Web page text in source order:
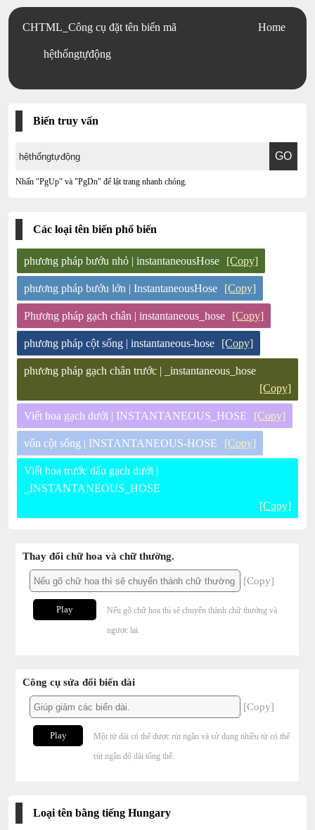
CHTML_Công cụ đặt tên biến mã
hệthốngtựđộng
Home
Biến truy vấn
Nhấn "PgUp" và "PgDn" để lật trang nhanh chóng.
Các loại tên biến phổ biến
phương pháp bướu nhỏ | instantaneousHose [Copy]
phương pháp bướu lớn | InstantaneousHose [Copy]
Phương pháp gạch chân | instantaneous_hose [Copy]
phương pháp cột sống | instantaneous-hose [Copy]
phương pháp gạch chân trước | _instantaneous_hose
[Copy]
Viết hoa gạch dưới | INSTANTANEOUS_HOSE [Copy]
vốn cột sống | INSTANTANEOUS-HOSE [Copy]
Viết hoa trước dấu gạch dưới |
_INSTANTANEOUS_HOSE
[Copy]
Thay đổi chữ hoa và chữ thường.
[Copy]
Play
Nếu gõ chữ hoa thì sẽ chuyển thành chữ thường và
ngược lại.
Công cụ sửa đổi biến dài
[Copy]
Play
Một từ dài có thể được rút ngắn và sử dụng nhiều từ có thể
rút ngắn độ dài tổng thể.
Loại tên bằng tiếng Hungary